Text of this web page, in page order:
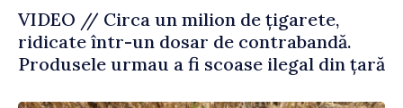
VIDEO // Circa un milion de țigarete,
ridicate într-un dosar de contrabandă.
Produsele urmau a fi scoase ilegal din țară